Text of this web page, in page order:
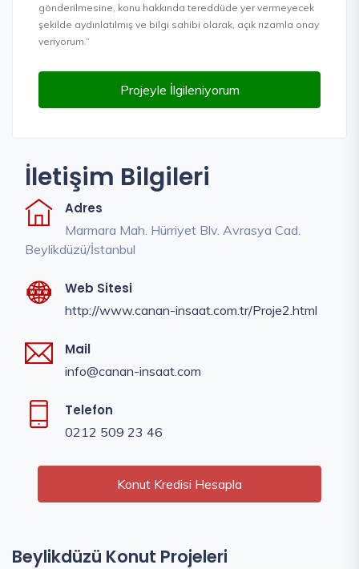
gönderilmesine, konu hakkında tereddüde yer vermeyecek
şekilde aydınlatılmış ve bilgi sahibi olarak, açık rızamla onay
veriyorum.”
Projeyle İlgileniyorum
İletişim Bilgileri
Adres
Marmara Mah. Hürriyet Blv. Avrasya Cad.
Beylikdüzü/İstanbul
Web Sitesi
http://www.canan-insaat.com.tr/Proje2.html
Mail
info@canan-insaat.com
Telefon
0212 509 23 46
Konut Kredisi Hesapla
Beylikdüzü Konut Projeleri